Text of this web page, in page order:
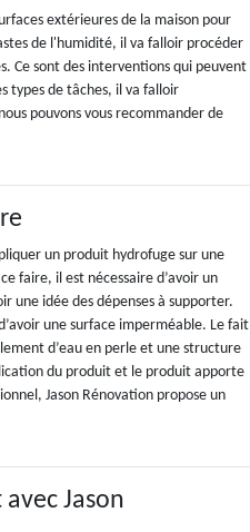
extérieures de la maison pour
de l'humidité, il va falloir procéder
Ce sont des interventions qui peuvent
types de tâches, il va falloir
pouvons vous recommander de
un produit hydrofuge sur une
faire, il est nécessaire d’avoir un
une idée des dépenses à supporter.
une surface imperméable. Le fait
d’eau en perle et une structure
du produit et le produit apporte
Jason Rénovation propose un
Jason